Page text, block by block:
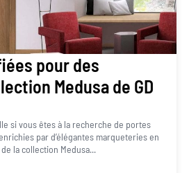
pour des
Medusa de GD
si vous êtes à la recherche de portes
par d’élégantes marqueteries en
la collection Medusa...